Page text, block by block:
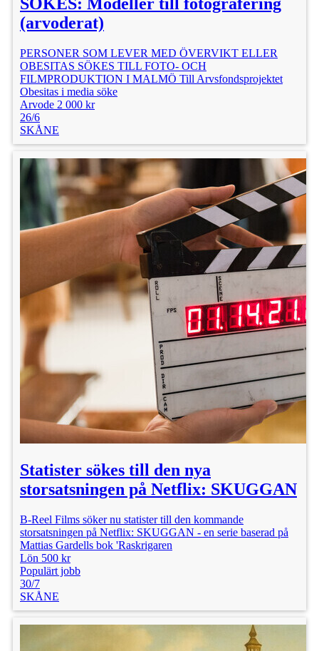
SÖKES: Modeller till fotografering
(arvoderat)
PERSONER SOM LEVER MED ÖVERVIKT ELLER
OBESITAS SÖKES TILL FOTO- OCH
FILMPRODUKTION I MALMÖ Till Arvsfondsprojektet
Obesitas i media söke
Arvode 2 000 kr
26/6
SKÅNE
Statister sökes till den nya
storsatsningen på Netflix: SKUGGAN
B-Reel Films söker nu statister till den kommande
storsatsningen på Netflix: SKUGGAN - en serie baserad på
Mattias Gardells bok 'Raskrigaren
Lön 500 kr
Populärt jobb
30/7
SKÅNE